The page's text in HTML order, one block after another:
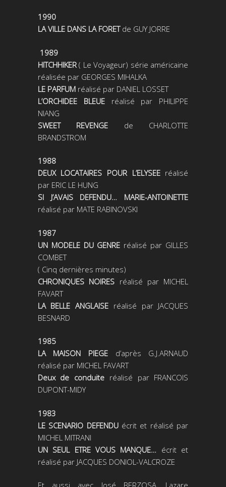
1990
LA VILLE DANS LA FORETde GUY JORRE
1989
HITCHHIKER( Le Voyageur) série américaine
réalisée par GEORGES MIHALKA
LE PARFUMréalisé par DANIEL LOSSET
L’ORCHIDEE BLEUEréalisé par PHILIPPE
NIANG
SWEET REVENGE de CHARLOTTE
BRANDSTROM
1988
DEUX LOCATAIRES POUR L’ELYSEEréalisé
par ERIC LE HUNG
SI J’AVAIS DEFENDU… MARIE-ANTOINETTE
réalisé par MATE RABINOVSKI
1987
UN MODELE DU GENRE réalisé par GILLES
COMBET
( Cinq dernières minutes)
CHRONIQUES NOIRES réalisé par MICHEL
FAVART
LA BELLE ANGLAISE réalisé par JACQUES
BESNARD
1985
LA MAISON PIEGE d’après G.J.ARNAUD
réalisé par MICHEL FAVART
Deux de conduite réalisé par FRANCOIS
DUPONT-MIDY
1983
LE SCENARIO DEFENDUécrit et réalisé par
MICHEL MITRANI
UN SEUL ETRE VOUS MANQUE… écrit et
réalisé par JACQUES DONIOL-VALCROZE